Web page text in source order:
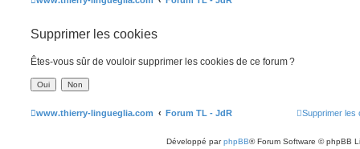
Supprimer les cookies
Êtes-vous sûr de vouloir supprimer les cookies de ce forum ?
www.thierry-lingueglia.com Forum TL - JdR Supprimer les
Développé parphpBB® Forum Software © phpBB